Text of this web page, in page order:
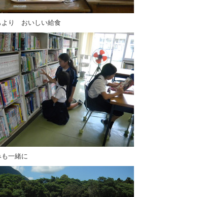
より おいしい給食
一緒に